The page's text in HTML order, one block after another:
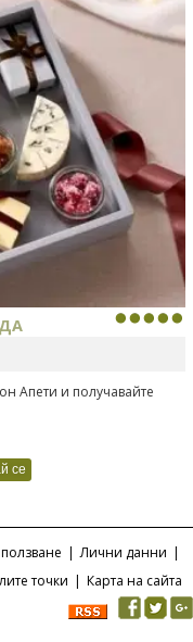
гурме преживяване за
Апети и получавайте
| Лични данни |
точки | Карта на сайта